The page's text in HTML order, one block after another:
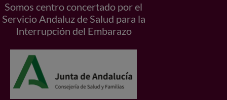
Somos centro concertado por el
Servicio Andaluz de Salud para la
Interrupción del Embarazo